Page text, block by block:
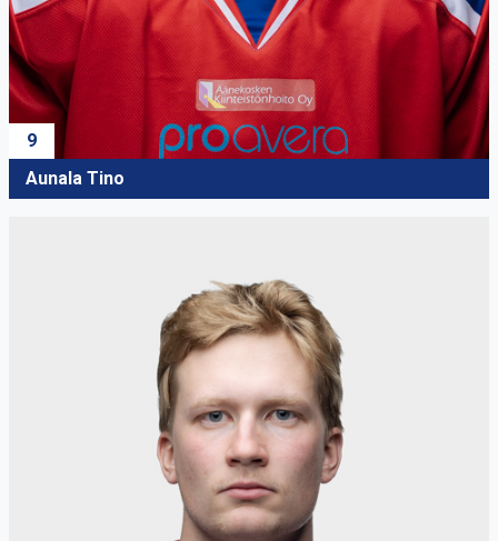
9
Aunala Tino